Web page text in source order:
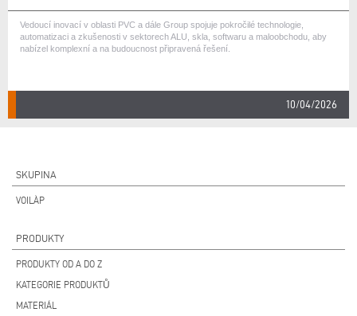
Vedoucí inovací v oblasti PVC a dále Group spojuje pokročilé technologie,
automatizaci a zkušenosti v sektorech ALU, skla, softwaru a maloobchodu, aby
nabízel komplexní a na budoucnost připravená řešení.
10/04/2026
SKUPINA
VOILÀP
PRODUKTY
PRODUKTY OD A DO Z
KATEGORIE PRODUKTŮ
MATERIÁL